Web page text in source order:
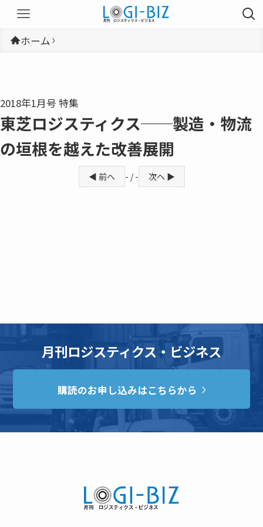
ホーム
2018年1月号 特集
東芝ロジスティクス──製造・物流
の垣根を越えた改善展開
◀ 前へ - / - 次へ ▶
月刊ロジスティクス・ビジネス
購読のお申し込みはこちらから